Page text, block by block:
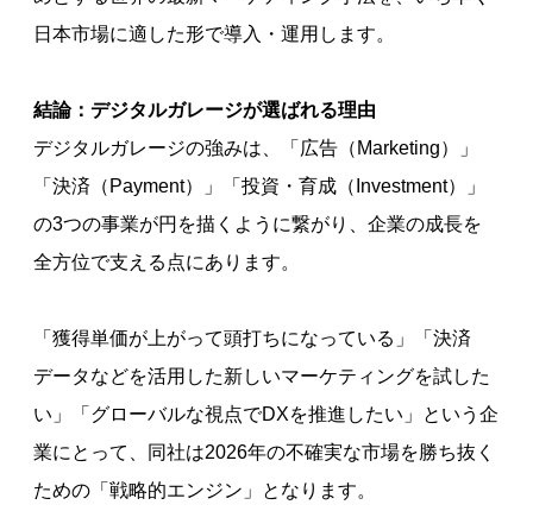
日本市場に適した形で導入・運用します。
結論：デジタルガレージが選ばれる理由
デジタルガレージの強みは、「広告（Marketing）」
「決済（Payment）」「投資・育成（Investment）」
の3つの事業が円を描くように繋がり、企業の成長を
全方位で支える点にあります。
「獲得単価が上がって頭打ちになっている」「決済
データなどを活用した新しいマーケティングを試した
い」「グローバルな視点でDXを推進したい」という企
業にとって、同社は2026年の不確実な市場を勝ち抜く
ための「戦略的エンジン」となります。